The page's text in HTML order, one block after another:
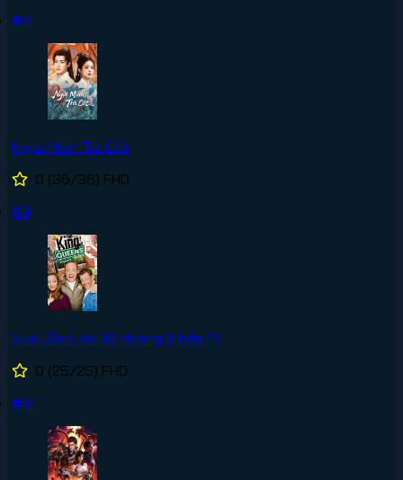
#8
Ngọc Minh Trà Cốt
0 (36/36) FHD
#9
Vua Của Các Nữ Hoàng (Phần 2)
0 (25/25) FHD
#10